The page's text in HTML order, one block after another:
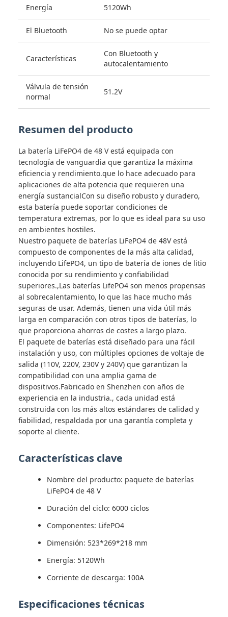
Energía 5120Wh
El Bluetooth No se puede optar
Características
Con Bluetooth y
autocalentamiento
Válvula de tensión
normal
51.2V
Resumen del producto
La batería LiFePO4 de 48 V está equipada con
tecnología de vanguardia que garantiza la máxima
eficiencia y rendimiento.que lo hace adecuado para
aplicaciones de alta potencia que requieren una
energía sustancialCon su diseño robusto y duradero,
esta batería puede soportar condiciones de
temperatura extremas, por lo que es ideal para su uso
en ambientes hostiles.
Nuestro paquete de baterías LiFePO4 de 48V está
compuesto de componentes de la más alta calidad,
incluyendo LifePO4, un tipo de batería de iones de litio
conocida por su rendimiento y confiabilidad
superiores.,Las baterías LifePO4 son menos propensas
al sobrecalentamiento, lo que las hace mucho más
seguras de usar. Además, tienen una vida útil más
larga en comparación con otros tipos de baterías, lo
que proporciona ahorros de costes a largo plazo.
El paquete de baterías está diseñado para una fácil
instalación y uso, con múltiples opciones de voltaje de
salida (110V, 220V, 230V y 240V) que garantizan la
compatibilidad con una amplia gama de
dispositivos.Fabricado en Shenzhen con años de
experiencia en la industria., cada unidad está
construida con los más altos estándares de calidad y
fiabilidad, respaldada por una garantía completa y
soporte al cliente.
Características clave
Nombre del producto: paquete de baterías
LiFePO4 de 48 V
Duración del ciclo: 6000 ciclos
Componentes: LifePO4
Dimensión: 523*269*218 mm
Energía: 5120Wh
Corriente de descarga: 100A
Especificaciones técnicas